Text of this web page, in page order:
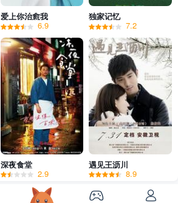
爱上你治愈我
6.9
独家记忆
7.2
深夜食堂
2.9
遇见王沥川
8.9